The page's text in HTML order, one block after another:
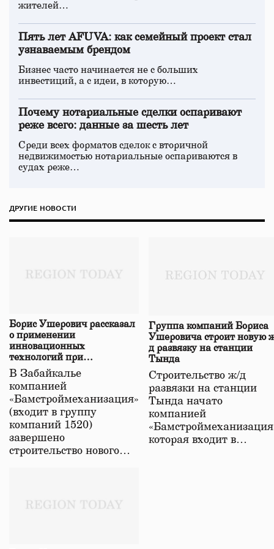
жителей…
Пять лет AFUVA: как семейный проект стал
узнаваемым брендом
Бизнес часто начинается не с больших
инвестиций, а с идеи, в которую…
Почему нотариальные сделки оспаривают
реже всего: данные за шесть лет
Среди всех форматов сделок с вторичной
недвижимостью нотариальные оспариваются в
судах реже…
ДРУГИЕ НОВОСТИ
Борис Ушерович рассказал
о применении
инновационных
технологий при
строительстве нового моста
в Забайкалье
В Забайкалье
компанией
«Бамстроймеханизация»
(входит в группу
компаний 1520)
завершено
строительство нового…
Группа компаний Бориса
Ушеровича строит новую
д развязку на станции
Тында
Строительство ж/д
развязки на станции
Тында начато
компанией
которая входит в…